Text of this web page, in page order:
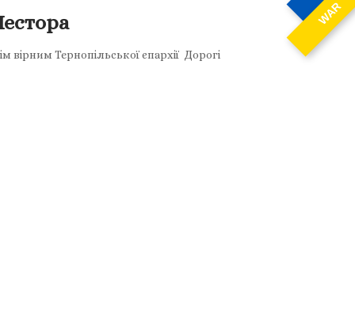
WAR
Тернопільської єпархії Дорогі